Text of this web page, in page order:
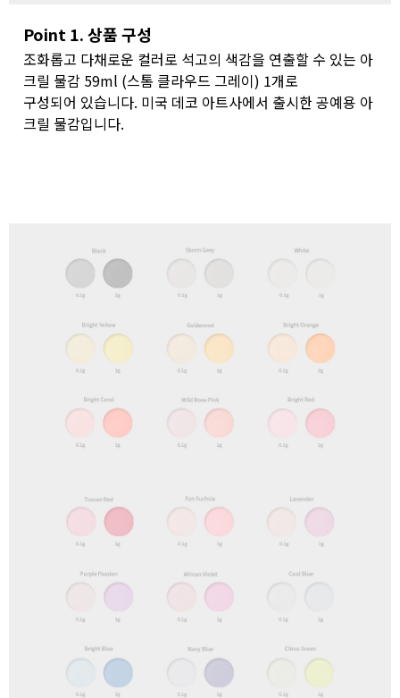
Point 1. 상품 구성
조화롭고 다채로운 컬러로 석고의 색감을 연출할 수 있는 아
크릴 물감 59ml (스톰 클라우드 그레이) 1개로
구성되어 있습니다. 미국 데코 아트사에서 출시한 공예용 아
크릴 물감입니다.